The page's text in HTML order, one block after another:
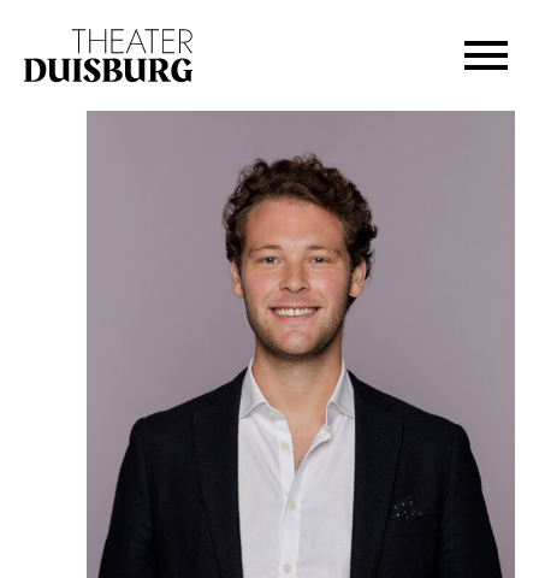
Zur Hauptnavigation springen
Zum Footer springen